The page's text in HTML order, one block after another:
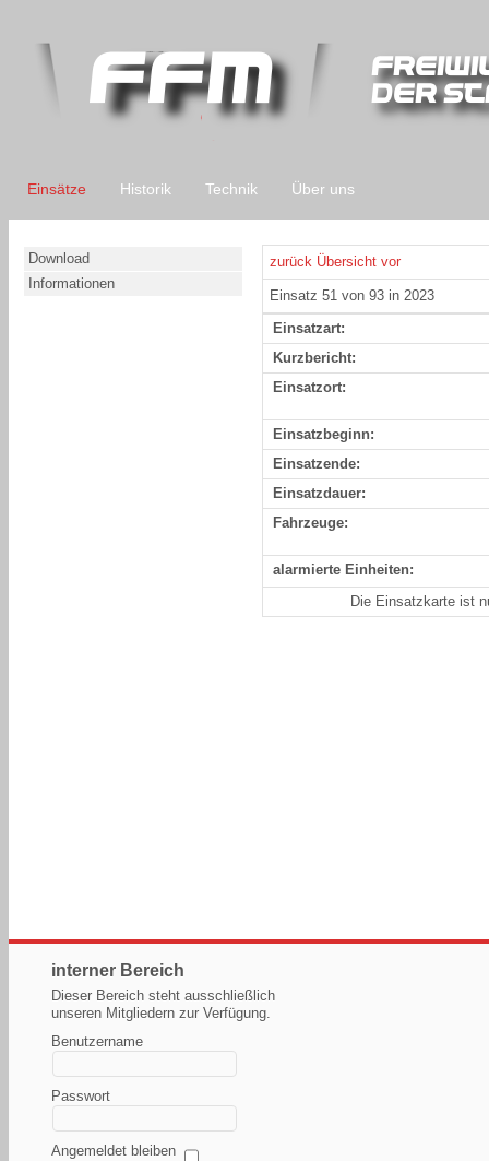
Einsätze Historik Technik Über uns
Download
Informationen
zurück Übersicht vor
Einsatz 51 von 93 in 2023
Einsatzart:
Kurzbericht:
Einsatzort:
Einsatzbeginn:
Einsatzende:
Einsatzdauer:
Fahrzeuge:
alarmierte Einheiten:
Die Einsatzkarte ist
interner Bereich
Dieser Bereich steht ausschließlich
unseren Mitgliedern zur Verfügung.
Benutzername
Passwort
Angemeldet bleiben